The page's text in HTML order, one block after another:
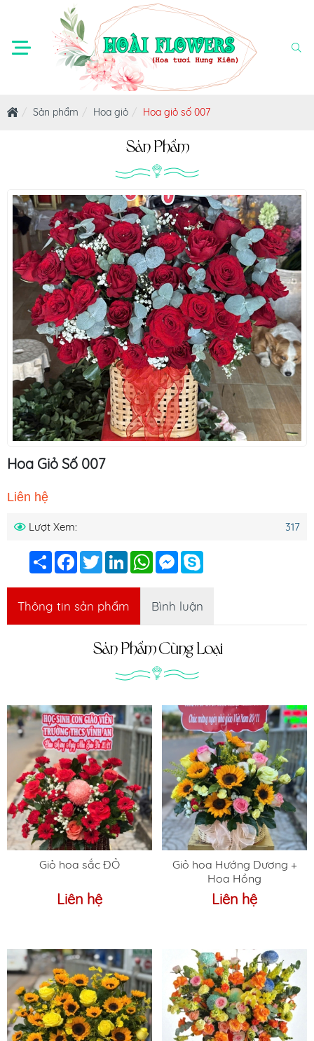
Sản phẩm Hoa giỏ Hoa giỏ số 007
Sản Phẩm
Hoa Giỏ Số 007
Liên hệ
Lượt Xem: 317
Chia
sẻ
Facebook
TwitterLinkedInWhatsAppMessenger
Thông tin sản phẩm Bình luận
Sản Phẩm Cùng Loại
Giỏ hoa sắc ĐỎ
Liên hệ
Giỏ hoa Hướng Dương +
Hoa Hồng
Liên hệ